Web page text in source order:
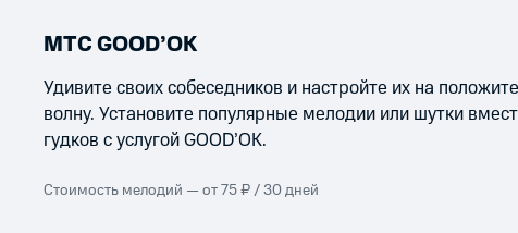
МТС GOOD’OK
Удивите своих собеседников и настройте их на
волну. Установите популярные мелодии или шутки
гудков с услугой GOOD’OK.
Стоимость мелодий — от 75 ₽ / 30 дней